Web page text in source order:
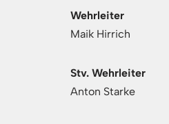
Wehrleiter
Maik Hirrich
Stv. Wehrleiter
Anton Starke